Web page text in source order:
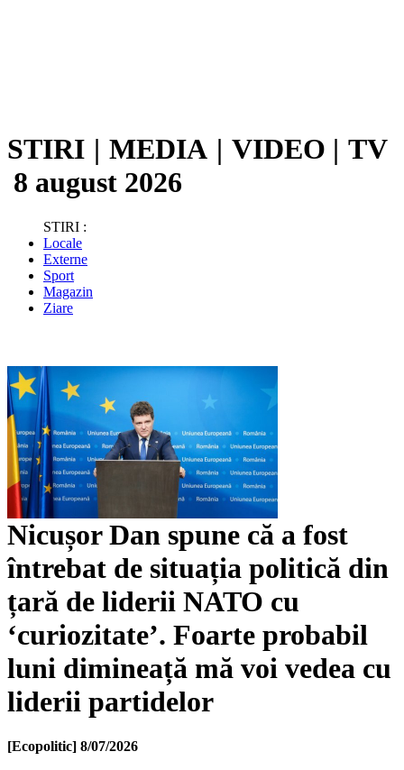
STIRI | MEDIA | VIDEO | TV
8 august 2026
STIRI :
Locale
Externe
Sport
Magazin
Ziare
Nicușor Dan spune că a fost
întrebat de situația politică din
țară de liderii NATO cu
‘curiozitate’. Foarte probabil
luni dimineață mă voi vedea cu
liderii partidelor
[Ecopolitic] 8/07/2026